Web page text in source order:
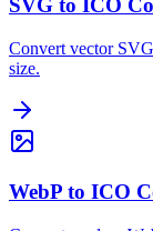
SVG to ICO
Convert vector
size.
WebP to ICO